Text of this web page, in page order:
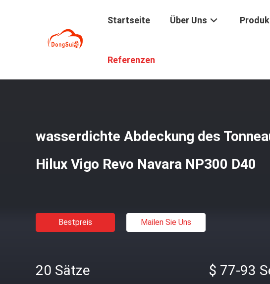
Startseite Über Uns
Referenzen
wasserdichte Abdeckung des
Hilux Vigo Revo Navara NP300 D40
Bestpreis Mailen Sie Uns
20 Sätze $ 77-93